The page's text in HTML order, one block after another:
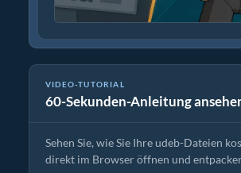
VIDEO-TUTORIAL
60-Sekunden-Anleitung
Wie man udeb-Dateien online mit
Sehen Sie, wie Sie Ihre udeb-Dateien
direkt im Browser öffnen und